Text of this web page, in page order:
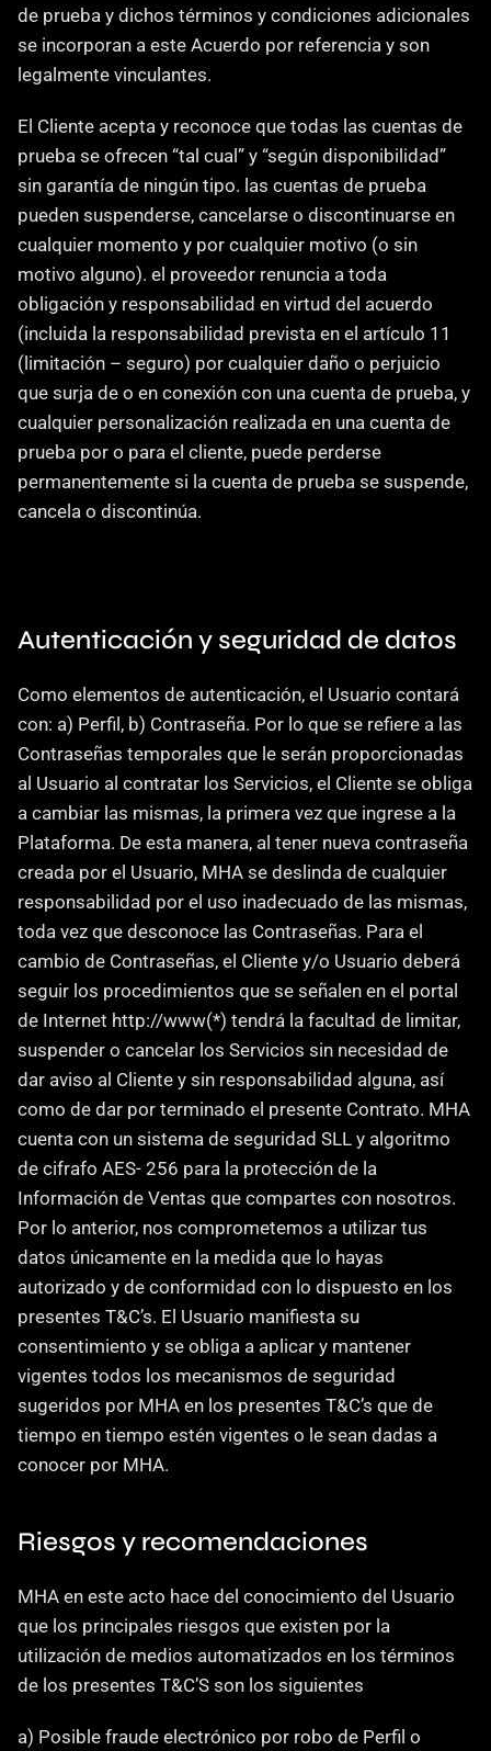
de prueba y dichos términos y condiciones adicionales
se incorporan a este Acuerdo por referencia y son
legalmente vinculantes.
El Cliente acepta y reconoce que todas las cuentas de
prueba se ofrecen “tal cual” y “según disponibilidad”
sin garantía de ningún tipo. las cuentas de prueba
pueden suspenderse, cancelarse o discontinuarse en
cualquier momento y por cualquier motivo (o sin
motivo alguno). el proveedor renuncia a toda
obligación y responsabilidad en virtud del acuerdo
(incluida la responsabilidad prevista en el artículo 11
(limitación – seguro) por cualquier daño o perjuicio
que surja de o en conexión con una cuenta de prueba, y
cualquier personalización realizada en una cuenta de
prueba por o para el cliente, puede perderse
permanentemente si la cuenta de prueba se suspende,
cancela o discontinúa.
Autenticación y seguridad de datos
Como elementos de autenticación, el Usuario contará
con: a) Perfil, b) Contraseña. Por lo que se refiere a las
Contraseñas temporales que le serán proporcionadas
al Usuario al contratar los Servicios, el Cliente se obliga
a cambiar las mismas, la primera vez que ingrese a la
Plataforma. De esta manera, al tener nueva contraseña
creada por el Usuario, MHA se deslinda de cualquier
responsabilidad por el uso inadecuado de las mismas,
toda vez que desconoce las Contraseñas. Para el
cambio de Contraseñas, el Cliente y/o Usuario deberá
seguir los procedimientos que se señalen en el portal
de Internet http://www(*) tendrá la facultad de limitar,
suspender o cancelar los Servicios sin necesidad de
dar aviso al Cliente y sin responsabilidad alguna, así
como de dar por terminado el presente Contrato. MHA
cuenta con un sistema de seguridad SLL y algoritmo
de cifrafo AES- 256 para la protección de la
Información de Ventas que compartes con nosotros.
Por lo anterior, nos comprometemos a utilizar tus
datos únicamente en la medida que lo hayas
autorizado y de conformidad con lo dispuesto en los
presentes T&C’s. El Usuario manifiesta su
consentimiento y se obliga a aplicar y mantener
vigentes todos los mecanismos de seguridad
sugeridos por MHA en los presentes T&C’s que de
tiempo en tiempo estén vigentes o le sean dadas a
conocer por MHA.
Riesgos y recomendaciones
MHA en este acto hace del conocimiento del Usuario
que los principales riesgos que existen por la
utilización de medios automatizados en los términos
de los presentes T&C’S son los siguientes
‍a) Posible fraude electrónico por robo de Perfil o